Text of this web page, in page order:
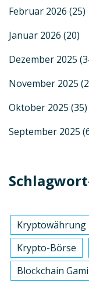
Februar 2026 (25)
Januar 2026 (20)
Dezember 2025
November 2025
Oktober 2025 (35)
September 2025
Kryptowährung
Krypto-Börse
Blockchain